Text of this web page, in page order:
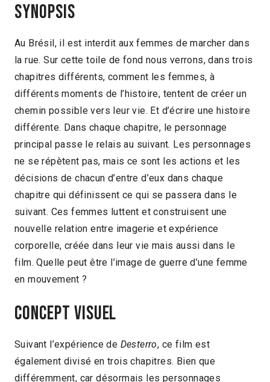
Synopsis
Au Brésil, il est interdit aux femmes de marcher dans
la rue. Sur cette toile de fond nous verrons, dans trois
chapitres différents, comment les femmes, à
différents moments de l’histoire, tentent de créer un
chemin possible vers leur vie. Et d’écrire une histoire
différente. Dans chaque chapitre, le personnage
principal passe le relais au suivant. Les personnages
ne se répètent pas, mais ce sont les actions et les
décisions de chacun d’entre d’eux dans chaque
chapitre qui définissent ce qui se passera dans le
suivant. Ces femmes luttent et construisent une
nouvelle relation entre imagerie et expérience
corporelle, créée dans leur vie mais aussi dans le
film. Quelle peut être l’image de guerre d’une femme
en mouvement ?
Concept visuel
Suivant l’expérience de Desterro, ce film est
également divisé en trois chapitres. Bien que
différemment, car désormais les personnages